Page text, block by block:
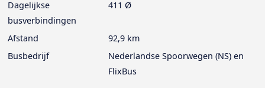
Dagelijkse
busverbindingen
411 Ø
Afstand
92,9 km
Busbedrijf
Nederlandse Spoorwegen (NS) en
FlixBus